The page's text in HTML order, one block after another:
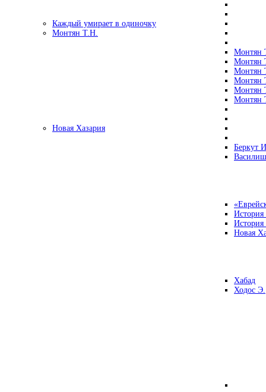
Каждый умирает в одиночку
Монтян Т.Н.
Монтян
Монтян
Монтян
Монтян
Монтян
Монтян
Новая Хазария
Беркут
Новая
Хабад
Ходос Э.